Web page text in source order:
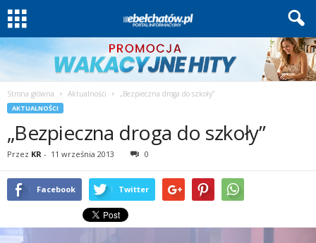
Strona główna Aktualności „Bezpieczna droga do szkoły”
AKTUALNOŚCI
„Bezpieczna droga do szkoły”
Przez KR - 11 września 2013 0
Facebook Twitter